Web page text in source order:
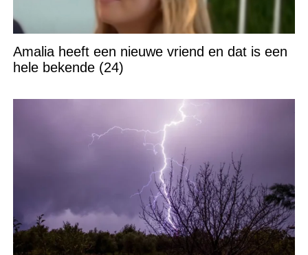
Amalia heeft een nieuwe vriend en dat is een
hele bekende (24)